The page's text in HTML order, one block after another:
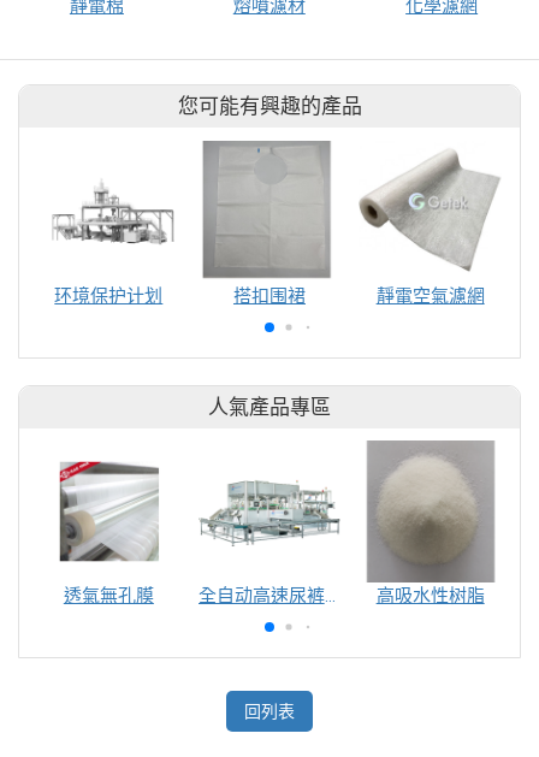
靜電棉 熔噴濾材 化學濾網
您可能有興趣的產品
环境保护计划 搭扣围裙 靜電空氣濾網
人氣產品專區
透氣無孔膜 全自动高速尿裤包装机（自动换号） 高吸水性树脂
回列表